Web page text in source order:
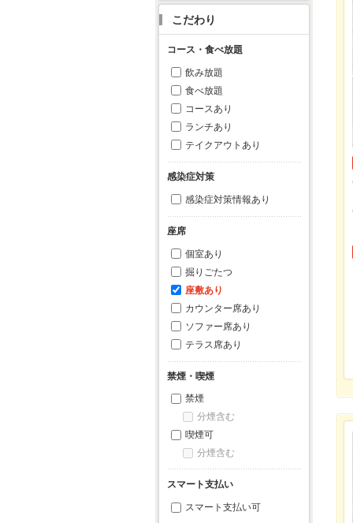
こだわり
コース・食べ放題
飲み放題
食べ放題
コースあり
ランチあり
テイクアウトあり
感染症対策
感染症対策情報あり
座席
個室あり
掘りごたつ
座敷あり
カウンター席あり
ソファー席あり
テラス席あり
禁煙・喫煙
禁煙
分煙含む
喫煙可
分煙含む
スマート支払い
スマート支払い可